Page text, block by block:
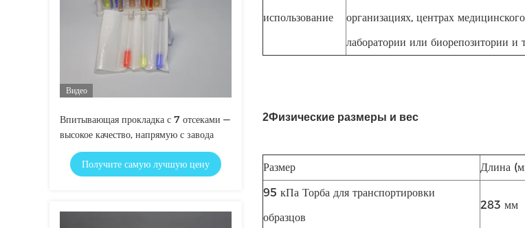
Видео
Впитывающая прокладка с 7 отсеками —
высокое качество, напрямую с завода
Получите самую лучшую цену
использование
организациях, центрах
лаборатории или биорепозитории и
2Физические размеры и вес
Размер Длина
95 кПа Торба для транспортировки
образцов
283 мм